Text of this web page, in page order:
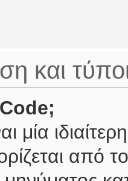
και
μία
από